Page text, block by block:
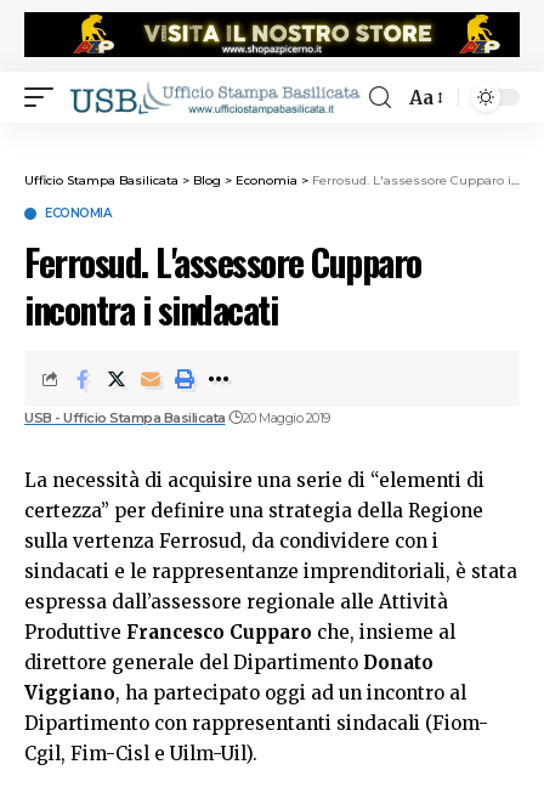
Aa
Ufficio Stampa Basilicata > Blog > Economia > Ferrosud. L'assessore Cupparo incontra i sindacati
ECONOMIA
Ferrosud. L'assessore Cupparo
incontra i sindacati
USB - Ufficio Stampa Basilicata 20 Maggio 2019
La necessità di acquisire una serie di “elementi di
certezza” per definire una strategia della Regione
sulla vertenza Ferrosud, da condividere con i
sindacati e le rappresentanze imprenditoriali, è stata
espressa dall’assessore regionale alle Attività
Produttive Francesco Cupparo che, insieme al
direttore generale del Dipartimento Donato
Viggiano, ha partecipato oggi ad un incontro al
Dipartimento con rappresentanti sindacali (Fiom-
Cgil, Fim-Cisl e Uilm-Uil).